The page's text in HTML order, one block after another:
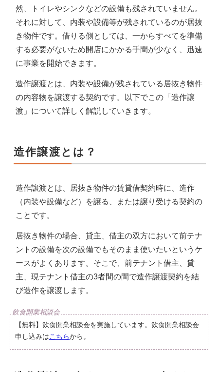
然、トイレやシンクなどの設備も残されていません。
それに対して、内装や設備等が残されているのが居抜
き物件です。借りる側としては、一からすべてを準備
する必要がないため開店にかかる手間が少なく、迅速
に事業を開始できます。
造作譲渡とは、内装や設備が残されている居抜き物件
の内容物を譲渡する契約です。以下でこの「造作譲
渡」について詳しく解説していきます。
造作譲渡とは？
造作譲渡とは、居抜き物件の賃貸借契約時に、造作
（内装や設備など）を譲る、または譲り受ける契約の
ことです。
居抜き物件の場合、貸主、借主の双方において前テナ
ントの設備を次の設備でもそのまま使いたいというケ
ースがよくあります。そこで、前テナント借主、貸
主、現テナント借主の3者間の間で造作譲渡契約を結
び造作を譲渡します。
【無料】飲食開業相談会を実施しています。飲食開業相談会
申し込みはこちらから。